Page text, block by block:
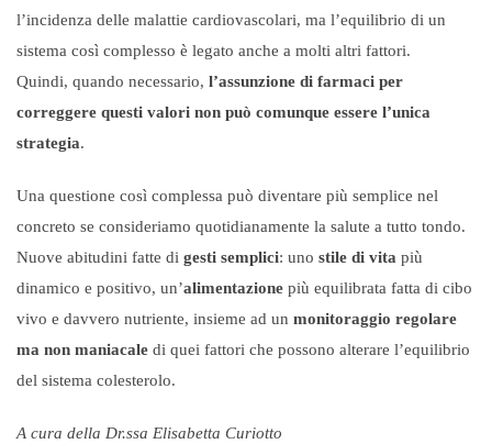
l’incidenza delle malattie cardiovascolari, ma l’equilibrio di un
sistema così complesso è legato anche a molti altri fattori.
Quindi, quando necessario, l’assunzione di farmaci per
correggere questi valori non può comunque essere l’unica
strategia.
Una questione così complessa può diventare più semplice nel
concreto se consideriamo quotidianamente la salute a tutto tondo.
Nuove abitudini fatte di gesti semplici: uno stile di vita più
dinamico e positivo, un’alimentazione più equilibrata fatta di cibo
vivo e davvero nutriente, insieme ad un monitoraggio regolare
ma non maniacale di quei fattori che possono alterare l’equilibrio
del sistema colesterolo.
A cura della Dr.ssa Elisabetta Curiotto